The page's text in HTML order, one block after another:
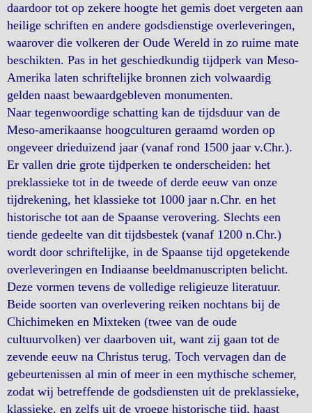
daardoor tot op zekere hoogte het gemis doet vergeten aan
heilige schriften en andere godsdienstige overleveringen,
waarover die volkeren der Oude Wereld in zo ruime mate
beschikten. Pas in het geschiedkundig tijdperk van Meso-
Amerika laten schriftelijke bronnen zich volwaardig
gelden naast bewaardgebleven monumenten.
Naar tegenwoordige schatting kan de tijdsduur van de
Meso-amerikaanse hoogculturen geraamd worden op
ongeveer drieduizend jaar (vanaf rond 1500 jaar v.Chr.).
Er vallen drie grote tijdperken te onderscheiden: het
preklassieke tot in de tweede of derde eeuw van onze
tijdrekening, het klassieke tot 1000 jaar n.Chr. en het
historische tot aan de Spaanse verovering. Slechts een
tiende gedeelte van dit tijdsbestek (vanaf 1200 n.Chr.)
wordt door schriftelijke, in de Spaanse tijd opgetekende
overleveringen en Indiaanse beeldmanuscripten belicht.
Deze vormen tevens de volledige religieuze literatuur.
Beide soorten van overlevering reiken nochtans bij de
Chichimeken en Mixteken (twee van de oude
cultuurvolken) ver daarboven uit, want zij gaan tot de
zevende eeuw na Christus terug. Toch vervagen dan de
gebeurtenissen al min of meer in een mythische schemer,
zodat wij betreffende de godsdiensten uit de preklassieke,
klassieke, en zelfs uit de vroege historische tijd, haast